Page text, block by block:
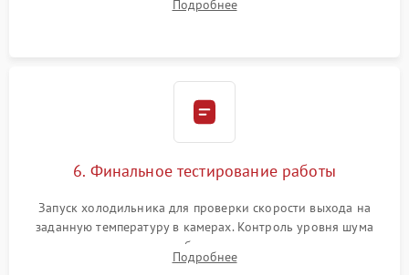
электронным весам. Контроль рабочего давления в системе.
Подробнее
6. Финальное тестирование работы
Запуск холодильника для проверки скорости выхода на
заданную температуру в камерах. Контроль уровня шума
компрессора, отсутствия обмерзания стенок и корректного
срабатывания системы автоматической оттайки.
Подробнее